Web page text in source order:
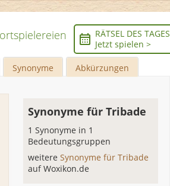
RÄTSEL DES TAGES
Jetzt spielen >
Synonyme Abkürzungen
Synonyme für Tribade
1 Synonyme in 1
Bedeutungsgruppen
weitereSynonyme für Tribade
auf Woxikon.de